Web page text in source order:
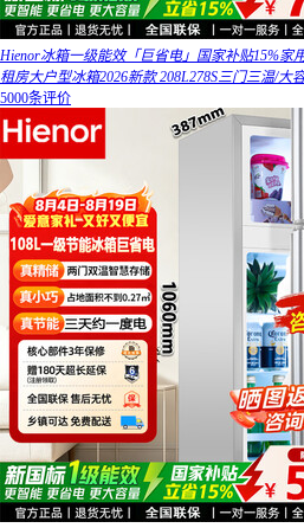
Hienor冰箱一级能效「巨省电」国家补贴15%家
租房大户型冰箱2026新款 208L278S三门三温/大
5000条评价